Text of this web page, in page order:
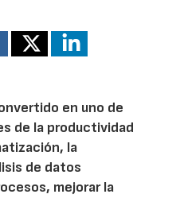
en uno de
de la productividad
la
de datos
mejorar la